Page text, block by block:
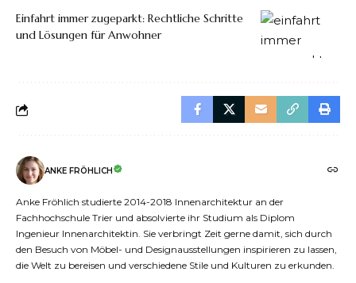
Einfahrt immer zugeparkt: Rechtliche Schritte
und Lösungen für Anwohner
ANKE FRÖHLICH
Anke Fröhlich studierte 2014-2018 Innenarchitektur an der
Fachhochschule Trier und absolvierte ihr Studium als Diplom
Ingenieur Innenarchitektin. Sie verbringt Zeit gerne damit, sich durch
den Besuch von Möbel- und Designausstellungen inspirieren zu lassen,
die Welt zu bereisen und verschiedene Stile und Kulturen zu erkunden.